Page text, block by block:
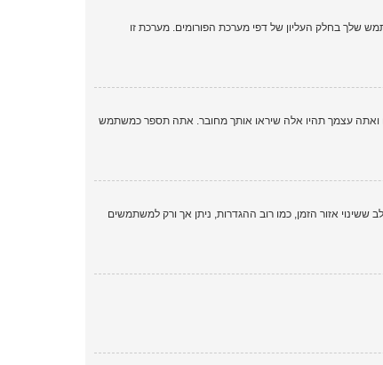
שלך בחלק העליון של דפי מערכת הפורומים. מערכת זו
ואתה עצמך תהיו אלה שיראו אותך מחובר. אתה תספר כמשתמש
ששינוי אזור הזמן, כמו רוב ההגדרות, ניתן אך ורק למשתמשים